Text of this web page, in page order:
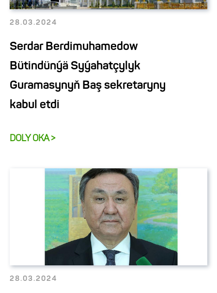
28.03.2024
Serdar Berdimuhamedow
Bütindünýä Syýahatçylyk
Guramasynyň Baş sekretaryny
kabul etdi
DOLY OKA >
28.03.2024